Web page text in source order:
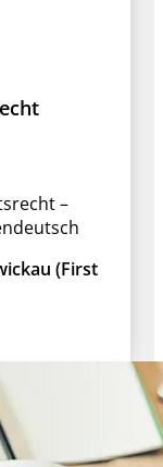
–
(First